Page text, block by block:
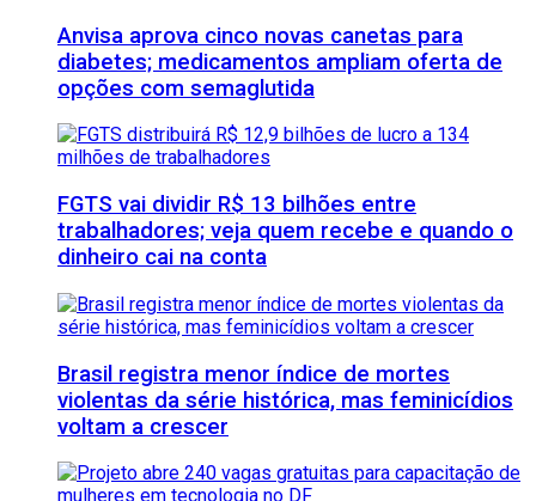
Anvisa aprova cinco novas canetas para
diabetes; medicamentos ampliam oferta de
opções com semaglutida
FGTS vai dividir R$ 13 bilhões entre
trabalhadores; veja quem recebe e quando o
dinheiro cai na conta
Brasil registra menor índice de mortes
violentas da série histórica, mas feminicídios
voltam a crescer